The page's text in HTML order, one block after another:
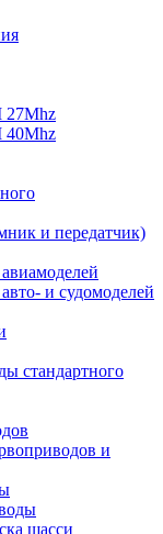
27Mhz
40Mhz
и передатчик)
и судомоделей
стандартного
и
шасси